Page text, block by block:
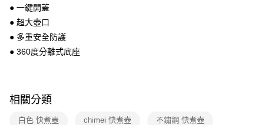
● 一鍵開蓋
● 超大壺口
● 多重安全防護
● 360度分離式底座
相關分類
白色 快煮壺 chimei 快煮壺 不鏽鋼 快煮壺